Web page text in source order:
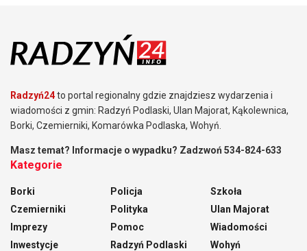
Radzyń24to portal regionalny gdzie znajdziesz wydarzenia i
wiadomości z gmin: Radzyń Podlaski, Ulan Majorat, Kąkolewnica,
Borki, Czemierniki, Komarówka Podlaska, Wohyń.
Masz temat? Informacje o wypadku? Zadzwoń 534-824-633
Kategorie
Borki
Czemierniki
Imprezy
Inwestycje
Policja
Polityka
Pomoc
Radzyń Podlaski
Szkoła
Ulan Majorat
Wiadomości
Wohyń